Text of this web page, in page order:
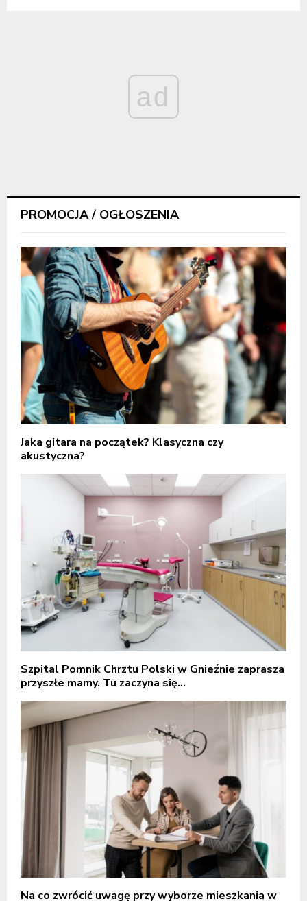
ad
PROMOCJA / OGŁOSZENIA
Jaka gitara na początek? Klasyczna czy
akustyczna?
Szpital Pomnik Chrztu Polski w Gnieźnie zaprasza
przyszłe mamy. Tu zaczyna się...
Na co zwrócić uwagę przy wyborze mieszkania w